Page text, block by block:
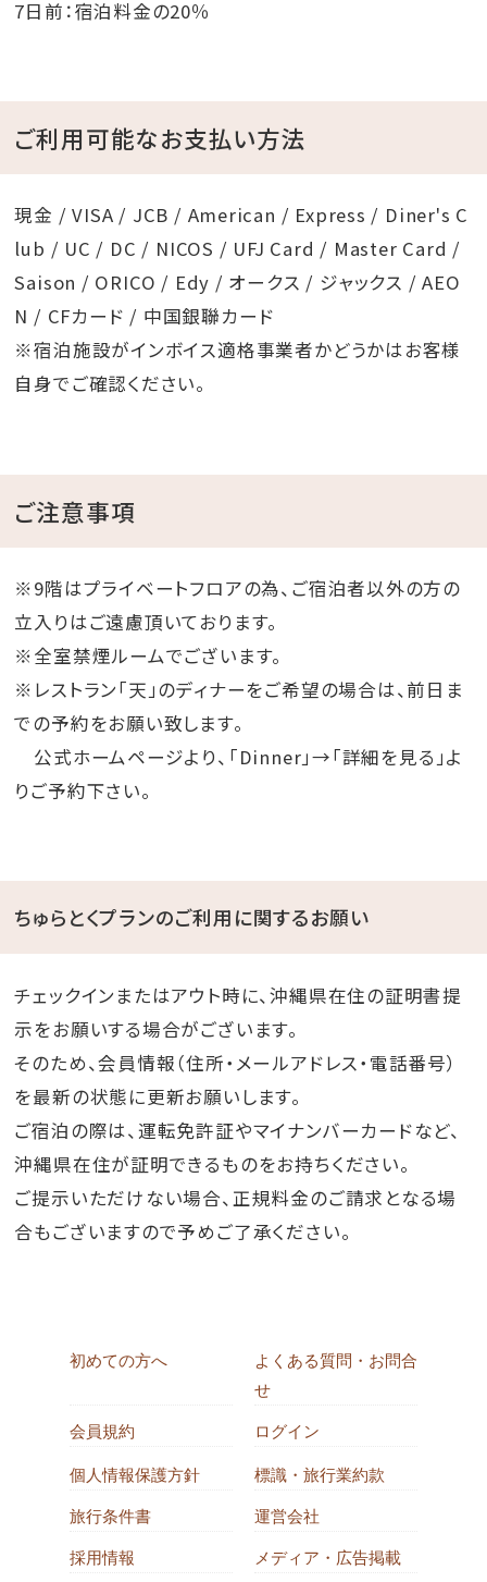
7日前：宿泊料金の20％
ご利用可能なお支払い方法
現金 / VISA / JCB / American / Express / Diner's C
lub / UC / DC / NICOS / UFJ Card / Master Card /
Saison / ORICO / Edy / オークス / ジャックス / AEO
N / CFカード / 中国銀聯カード
※宿泊施設がインボイス適格事業者かどうかはお客様
自身でご確認ください。
ご注意事項
※9階はプライベートフロアの為、ご宿泊者以外の方の
立入りはご遠慮頂いております。
※全室禁煙ルームでございます。
※レストラン「天」のディナーをご希望の場合は、前日ま
での予約をお願い致します。
公式ホームページより、「Dinner」→「詳細を見る」よ
りご予約下さい。
ちゅらとくプランのご利用に関するお願い
チェックインまたはアウト時に、沖縄県在住の証明書提
示をお願いする場合がございます。
そのため、会員情報（住所・メールアドレス・電話番号）
を最新の状態に更新お願いします。
ご宿泊の際は、運転免許証やマイナンバーカードなど、
沖縄県在住が証明できるものをお持ちください。
ご提示いただけない場合、正規料金のご請求となる場
合もございますので予めご了承ください。
初めての方へ
よくある質問・お問合
せ
会員規約 ログイン
個人情報保護方針 標識・旅行業約款
旅行条件書 運営会社
採用情報 メディア・広告掲載